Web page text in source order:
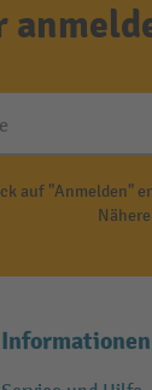
auf "Anmelden"
Informationen